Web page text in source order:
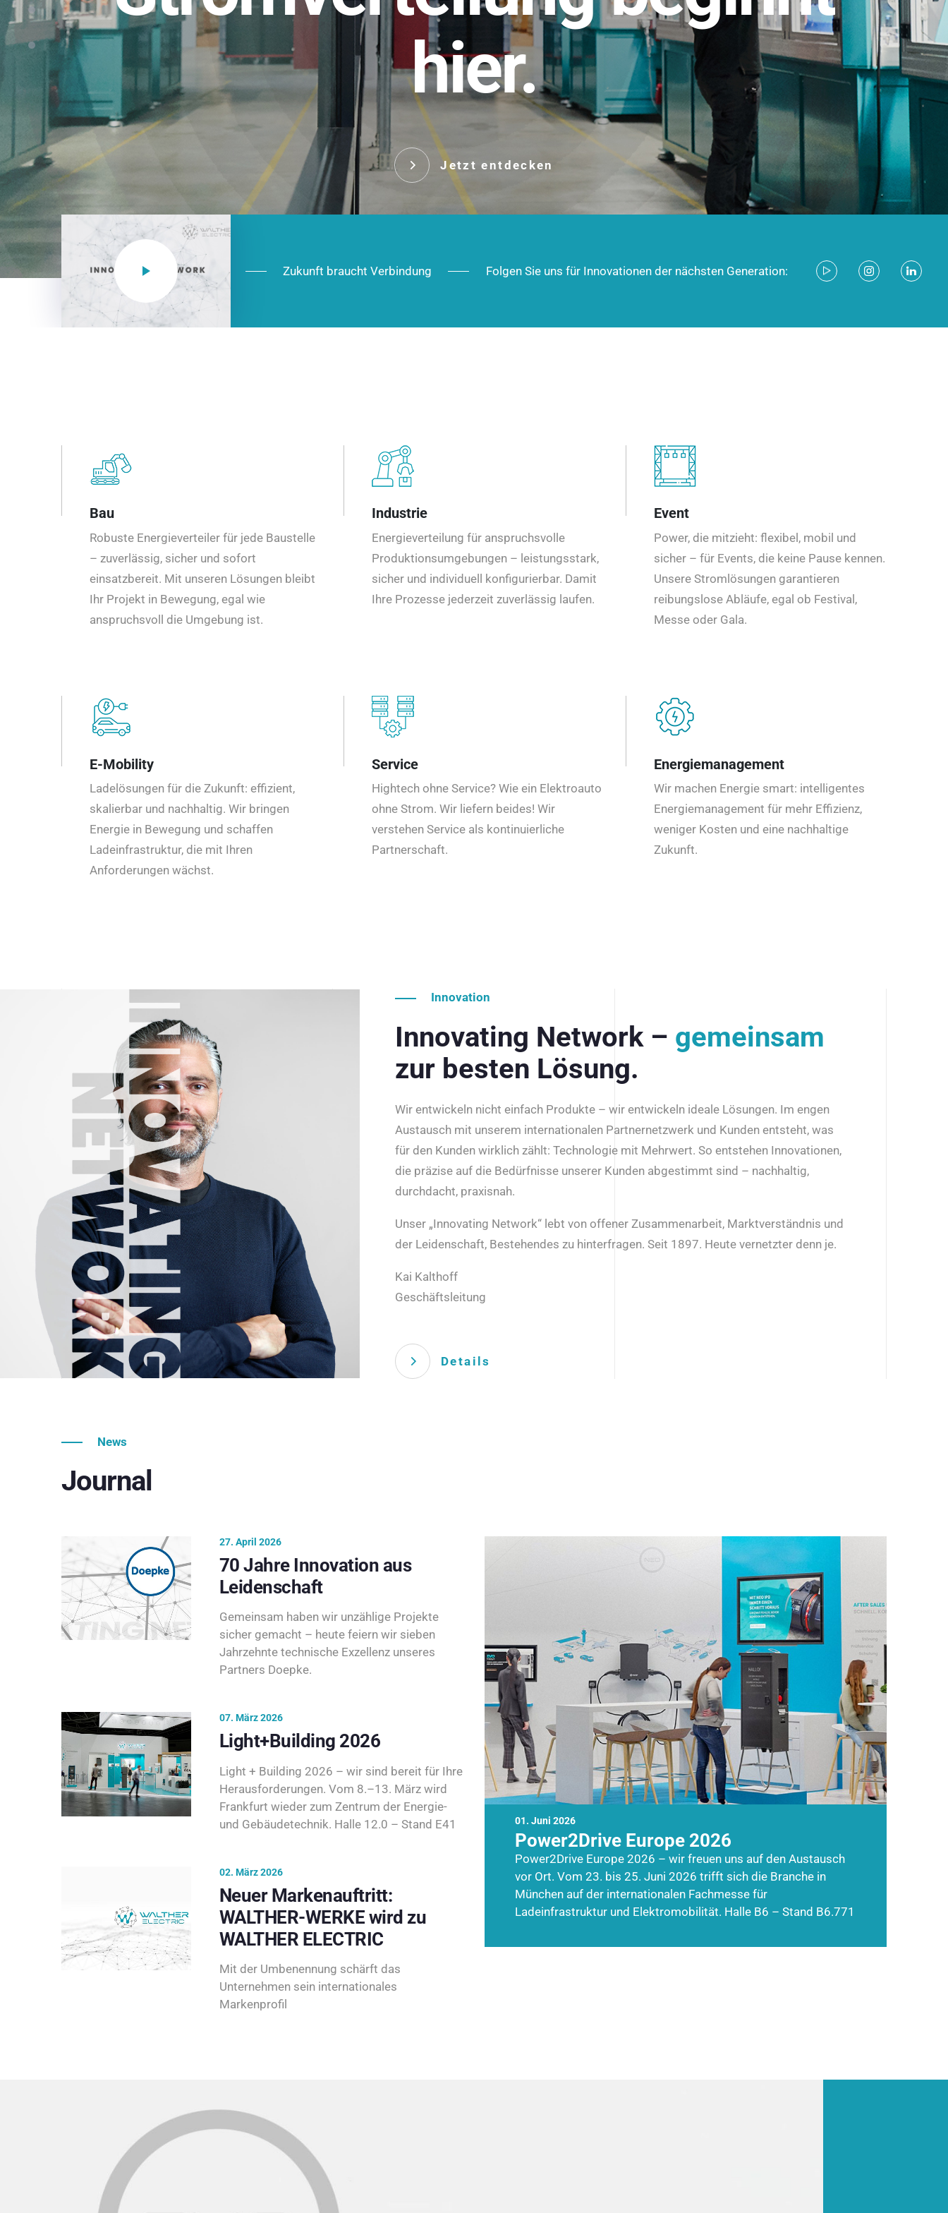
hier.
Jetzt entdecken
NEO CEE: Energieverteilung mit System. Robust im Alltag,
effizient in der Installation, zukunftsfähig im Ausbau.
Das innovative Stecksystem für industrielle Anwendungen –
robust, IP-geschützt und zukunftsfähig.
Jetzt entdecken
Zukunft braucht Verbindung Folgen Sie uns für Innovationen der nächsten Generation:
Bau
Robuste Energieverteiler für jede Baustelle
– zuverlässig, sicher und sofort
einsatzbereit. Mit unseren Lösungen bleibt
Ihr Projekt in Bewegung, egal wie
anspruchsvoll die Umgebung ist.
Industrie
Energieverteilung für anspruchsvolle
Produktionsumgebungen – leistungsstark,
sicher und individuell konfigurierbar. Damit
Ihre Prozesse jederzeit zuverlässig laufen.
Event
Power, die mitzieht: flexibel, mobil und
sicher – für Events, die keine Pause kennen.
Unsere Stromlösungen garantieren
reibungslose Abläufe, egal ob Festival,
Messe oder Gala.
E-Mobility
Ladelösungen für die Zukunft: effizient,
skalierbar und nachhaltig. Wir bringen
Energie in Bewegung und schaffen
Ladeinfrastruktur, die mit Ihren
Anforderungen wächst.
Service
Hightech ohne Service? Wie ein Elektroauto
ohne Strom. Wir liefern beides! Wir
verstehen Service als kontinuierliche
Partnerschaft.
Energiemanagement
Wir machen Energie smart: intelligentes
Energiemanagement für mehr Effizienz,
weniger Kosten und eine nachhaltige
Zukunft.
Innovation
Innovating Network – gemeinsam
zur besten Lösung.
Wir entwickeln nicht einfach Produkte – wir entwickeln ideale Lösungen. Im engen
Austausch mit unserem internationalen Partnernetzwerk und Kunden entsteht, was
für den Kunden wirklich zählt: Technologie mit Mehrwert. So entstehen Innovationen,
die präzise auf die Bedürfnisse unserer Kunden abgestimmt sind – nachhaltig,
durchdacht, praxisnah.
Unser „Innovating Network“ lebt von offener Zusammenarbeit, Marktverständnis und
der Leidenschaft, Bestehendes zu hinterfragen. Seit 1897. Heute vernetzter denn je.
Kai Kalthoff
Geschäftsleitung
Details
News
Journal
01. Juni 2026
Power2Drive Europe 2026
Power2Drive Europe 2026 – wir freuen uns auf den Austausch
vor Ort. Vom 23. bis 25. Juni 2026 trifft sich die Branche in
München auf der internationalen Fachmesse für
Ladeinfrastruktur und Elektromobilität. Halle B6 – Stand B6.771
27. April 2026
70 Jahre Innovation aus
Leidenschaft
Gemeinsam haben wir unzählige Projekte
sicher gemacht – heute feiern wir sieben
Jahrzehnte technische Exzellenz unseres
Partners Doepke.
07. März 2026
Light+Building 2026
Light + Building 2026 – wir sind bereit für Ihre
Herausforderungen. Vom 8.–13. März wird
Frankfurt wieder zum Zentrum der Energie-
und Gebäudetechnik. Halle 12.0 – Stand E41
02. März 2026
Neuer Markenauftritt:
WALTHER-WERKE wird zu
WALTHER ELECTRIC
Mit der Umbenennung schärft das
Unternehmen sein internationales
Markenprofil